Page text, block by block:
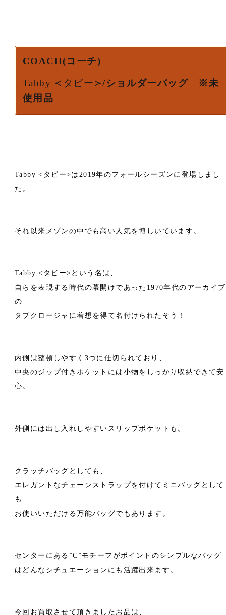
COACH(コーチ)
Tabby ≺タビー≻/ショルダーバッグ ※未
使用品
Tabby <タビー>は2019年のフォールシーズンに登場しまし
た。
それ以来メゾンの中でも高い人気を博しいています。
Tabby <タビー>という名は、
自らを表現する時代の幕開けであった1970年代のアーカイブ
の
タブクロージャに着想を得て名付けられたそう！
内側は整頓しやすく3つに仕切られており、
中央のジップ付きポケットには小物をしっかり収納できて安
心。
外側には出し入れしやすいスリップポケットも。
クラッチバッグとしても、
エレガントなチェーンストラップを付けてミニバッグとして
も
お使いいただける万能バッグでもあります。
センターにある”C”モチーフがポイントのシンプルなバッグ
はどんなシチュエーションにも活躍出来ます。
今回お買取させて頂きましたお品は、